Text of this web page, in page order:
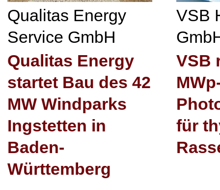
Qualitas Energy
Service GmbH
Qualitas Energy
startet Bau des 42
MW Windparks
Ingstetten in
Baden-
Württemberg
VSB
VSB
für